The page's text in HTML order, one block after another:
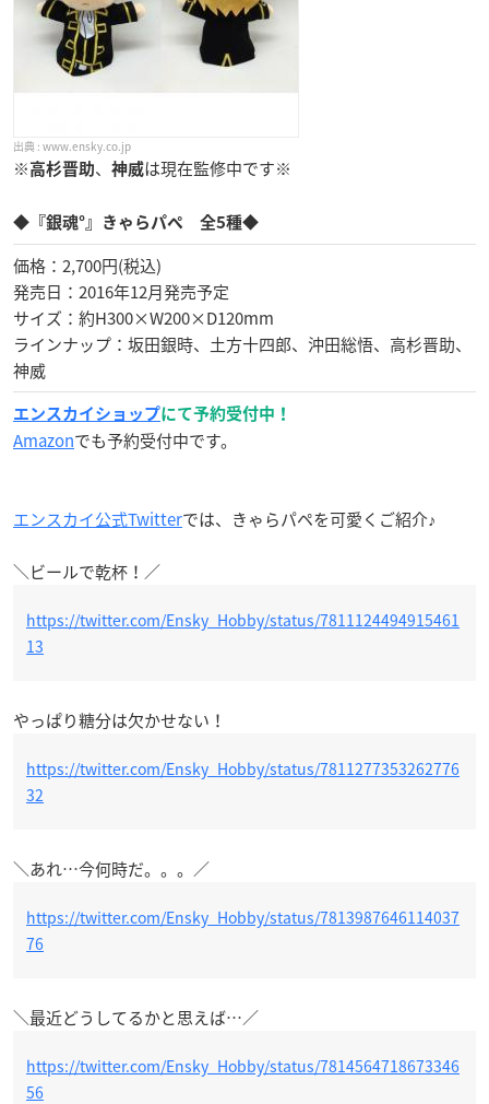
www.ensky.co.jp
※ 高杉晋助、 神威は現在監修中です※
◆『銀魂°』きゃらパペ 全5種◆
価格：2,700円(税込)
発売日：2016年12月発売予定
サイズ：約H300×W200×D120mm
ラインナップ：坂田銀時、土方十四郎、沖田総悟、高杉晋助、
神威
エンスカイショップにて予約受付中！
Amazonでも予約受付中です。
エンスカイ公式Twitterでは、きゃらパペを可愛くご紹介♪
＼ビールで乾杯！／
https://twitter.com/Ensky_Hobby/status/7811124494915461
13
やっぱり糖分は欠かせない！
https://twitter.com/Ensky_Hobby/status/7811277353262776
32
＼あれ…今何時だ。。。／
https://twitter.com/Ensky_Hobby/status/7813987646114037
76
＼最近どうしてるかと思えば…／
https://twitter.com/Ensky_Hobby/status/7814564718673346
56